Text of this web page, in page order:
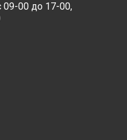
09-00 до 17-00,